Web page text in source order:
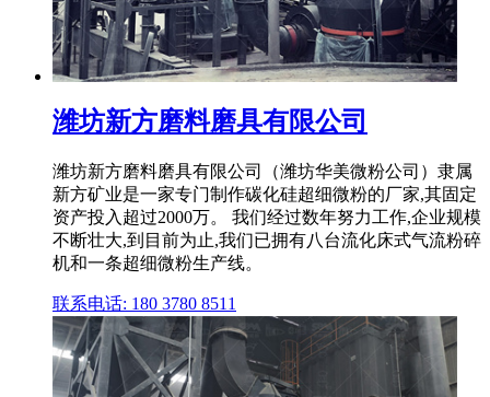
潍坊新方磨料磨具有限公司
潍坊新方磨料磨具有限公司（潍坊华美微粉公司）隶属
新方矿业是一家专门制作碳化硅超细微粉的厂家,其固定
资产投入超过2000万。 我们经过数年努力工作,企业规模
不断壮大,到目前为止,我们已拥有八台流化床式气流粉碎
机和一条超细微粉生产线。
联系电话: 180 3780 8511